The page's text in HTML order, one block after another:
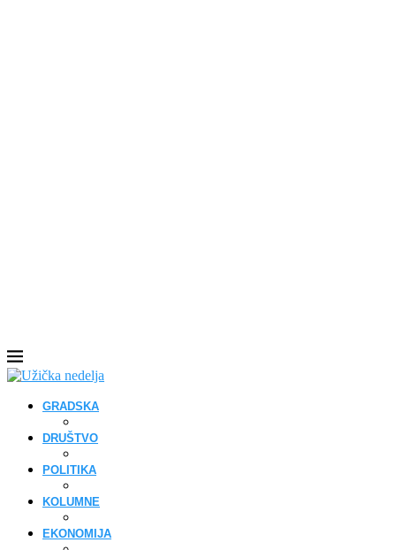
GRADSKA
DRUŠTVO
POLITIKA
KOLUMNE
EKONOMIJA